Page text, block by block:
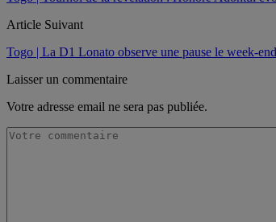
Article Suivant
Togo | La D1 Lonato observe une pause le week-
Laisser un commentaire
Votre adresse email ne sera pas publiée.